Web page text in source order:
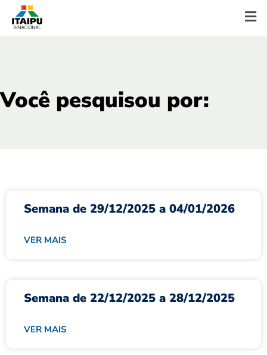
Você pesquisou por:
Semana de 29/12/2025 a 04/01/2026
VER MAIS
Semana de 22/12/2025 a 28/12/2025
VER MAIS